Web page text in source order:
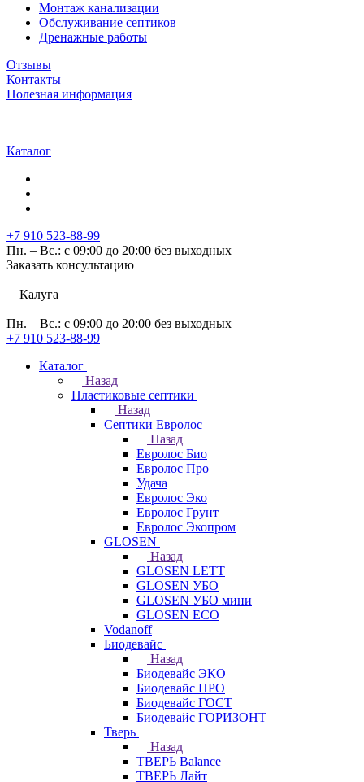
Монтаж канализации
Обслуживание септиков
Дренажные работы
Отзывы
Контакты
Полезная информация
Каталог
+7 910 523-88-99
Пн. – Вс.: с 09:00 до 20:00 без выходных
Заказать консультацию
Калуга
Пн. – Вс.: с 09:00 до 20:00 без выходных
+7 910 523-88-99
Каталог
Назад
Пластиковые септики
Назад
Септики Евролос
Назад
Евролос Био
Евролос Про
Удача
Евролос Эко
Евролос Грунт
Евролос Экопром
GLOSEN
Назад
GLOSEN LETT
GLOSEN УБО
GLOSEN УБО мини
GLOSEN ECO
Vodanoff
Биодевайс
Назад
Биодевайс ЭКО
Биодевайс ПРО
Биодевайс ГОСТ
Биодевайс ГОРИЗОНТ
Тверь
Назад
ТВЕРЬ Balance
ТВЕРЬ Лайт